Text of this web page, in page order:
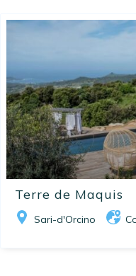
Terre de Maquis
Sari-d'Orcino